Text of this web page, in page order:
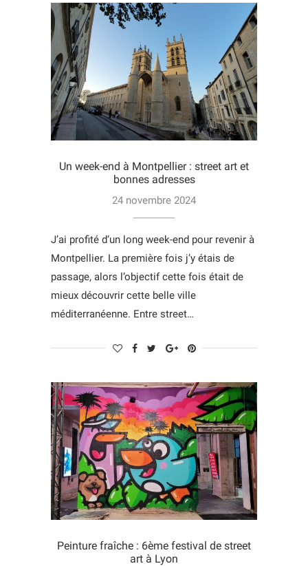
Un week-end à Montpellier : street art et
bonnes adresses
24 novembre 2024
J’ai profité d’un long week-end pour revenir à
Montpellier. La première fois j’y étais de
passage, alors l’objectif cette fois était de
mieux découvrir cette belle ville
méditerranéenne. Entre street…
Peinture fraîche : 6ème festival de street
art à Lyon